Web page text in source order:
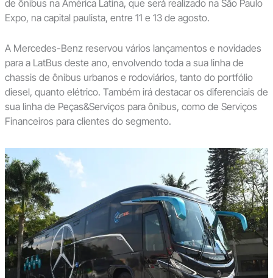
de ônibus na América Latina, que será realizado na São Paulo
Expo, na capital paulista, entre 11 e 13 de agosto.
A Mercedes-Benz reservou vários lançamentos e novidades
para a LatBus deste ano, envolvendo toda a sua linha de
chassis de ônibus urbanos e rodoviários, tanto do portfólio
diesel, quanto elétrico. Também irá destacar os diferenciais de
sua linha de Peças&Serviços para ônibus, como de Serviços
Financeiros para clientes do segmento.